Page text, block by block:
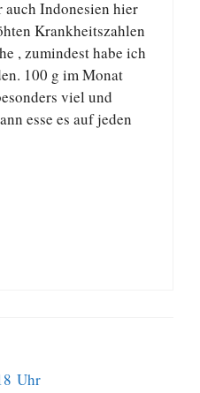
Indonesien hier
Krankheitszahlen
, zumindest habe ich
100 g im Monat
viel und
esse es auf jeden
Uhr